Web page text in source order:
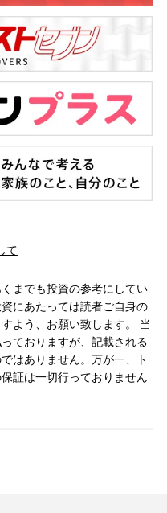
て
までも投資の参考にしてい
にあたっては読者ご自身の
よう、お願い致します。 当
ておりますが、記載される
はありません。万が一、ト
証は一切行っておりません